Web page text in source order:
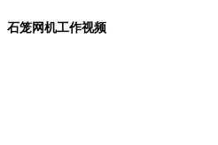
石笼网机工作视频